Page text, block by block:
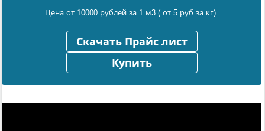
Цена от 10000 рублей за 1 м3 ( от 5 руб за кг).
Скачать Прайс лист
Купить